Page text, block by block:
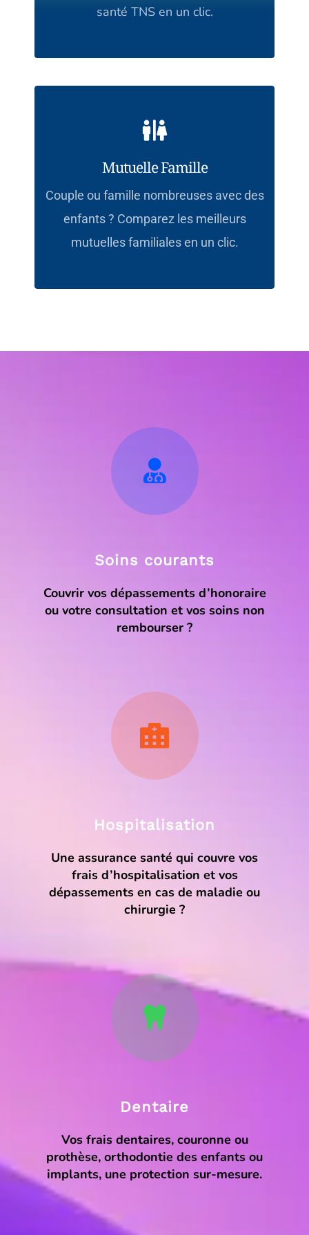
santé TNS en un clic.
Mutuelle Famille
Couple ou famille nombreuses avec des
enfants ? Comparez les meilleurs
mutuelles familiales en un clic.
Soins courants
Couvrir vos dépassements d’honoraire
ou votre consultation et vos soins non
rembourser ?
Hospitalisation
Une assurance santé qui couvre vos
frais d’hospitalisation et vos
dépassements en cas de maladie ou
chirurgie ?
Dentaire
Vos frais dentaires, couronne ou
prothèse, orthodontie des enfants ou
implants, une protection sur-mesure.